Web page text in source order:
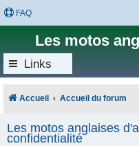
FAQ
Les motos
Links
Accueil Accueil du forum
Les motos anglaises
confidentialité